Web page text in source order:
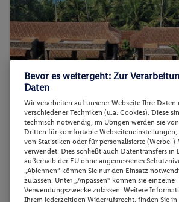
Taj Green Cove Resort & Spa Kovalam
93%
Indien - Kerala - Thiruvananthapuram
Bevor es weitergeht: Zur
Daten
Wir verarbeiten auf unserer Webseite Ihre Daten
verschiedener Techniken (u.a. Cookies). Diese
technisch notwendig, im Übrigen werden sie
Dritten für komfortable Webseiteneinstellungen,
von Statistiken oder für personalisierte (Werbe-)
verwendet. Dies schließt auch Datentransfers in
außerhalb der EU ohne angemessenes
„Ablehnen“ können Sie nur den Einsatz
zulassen. Unter „Anpassen“ können sie einzelne
Verwendungszwecke zulassen. Weitere
Ihrem jederzeitigen Widerrufsrecht, finden Sie in